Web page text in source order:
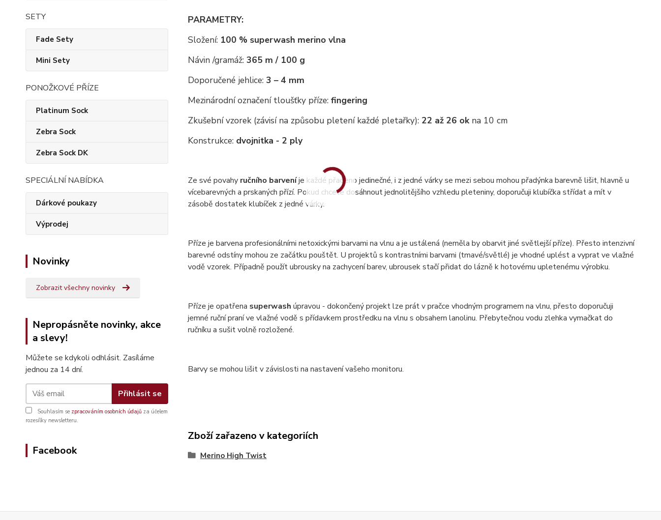
SETY
Fade Sety
Mini Sety
PONOŽKOVÉ PŘÍZE
Platinum Sock
Zebra Sock
Zebra Sock DK
SPECIÁLNÍ NABÍDKA
Dárkové poukazy
Výprodej
Novinky
Zobrazit všechny novinky
Nepropásněte novinky, akce
a slevy!
Můžete se kdykoli odhlásit. Zasíláme
jednou za 14 dní.
Přihlásit se
Souhlasím se zpracováním osobních údajů za účelem
rozesílky newsletteru.
Facebook
PARAMETRY:
Složení: 100 % superwash merino vlna
Návin /gramáž:365 m / 100 g
Doporučené jehlice: 3 – 4 mm
Mezinárodní označení tloušťky příze: fingering
Zkušební vzorek (závisí na způsobu pletení každé pletařky): 22 až 26 okna 10 cm
Konstrukce: dvojnitka - 2 ply
Ze své povahyručního barveníje každé přadeno jedinečné, i z jedné várky se mezi sebou mohou přadýnka barevně lišit, hlavně u
vícebarevných a prskaných přízí. Pokud chcete dosáhnout jednolitějšího vzhledu pleteniny, doporučuji klubíčka střídat a mít v
zásobě dostatek klubíček z jedné várky.
Příze je barvena profesionálními netoxickými barvami na vlnu a je ustálená (neměla by obarvit jiné světlejší příze). Přesto intenzivní
barevné odstíny mohou ze začátku pouštět. U projektů s kontrastními barvami (tmavé/světlé) je vhodné uplést a vyprat ve vlažné
vodě vzorek. Případně použít ubrousky na zachycení barev, ubrousek stačí přidat do lázně k hotovému upletenému výrobku.
Příze je opatřena superwash úpravou - dokončený projekt lze prát v pračce vhodným programem na vlnu, přesto doporučuji
jemné ruční praní ve vlažné vodě s přídavkem prostředku na vlnu s obsahem lanolinu. Přebytečnou vodu zlehka vymačkat do
ručníku a sušit volně rozložené.
Barvy se mohou lišit v závislosti na nastavení vašeho monitoru.
Zboží zařazeno v kategoriích
Merino High Twist